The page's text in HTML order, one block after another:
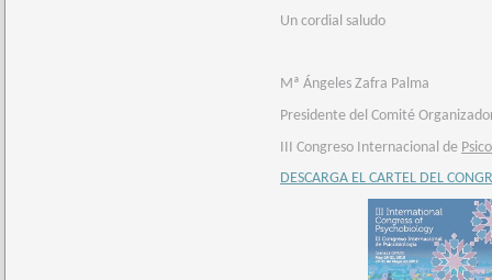
Un cordial saludo
Mª Ángeles Zafra Palma
Presidente del Comité
III Congreso Internacional de
DESCARGA EL CARTEL DEL